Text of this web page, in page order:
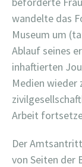
wandelte das
Museum um
Ablauf seines
inhaftierten
Medien wieder
Arbeit
Der Amtsantritt
von Seiten der